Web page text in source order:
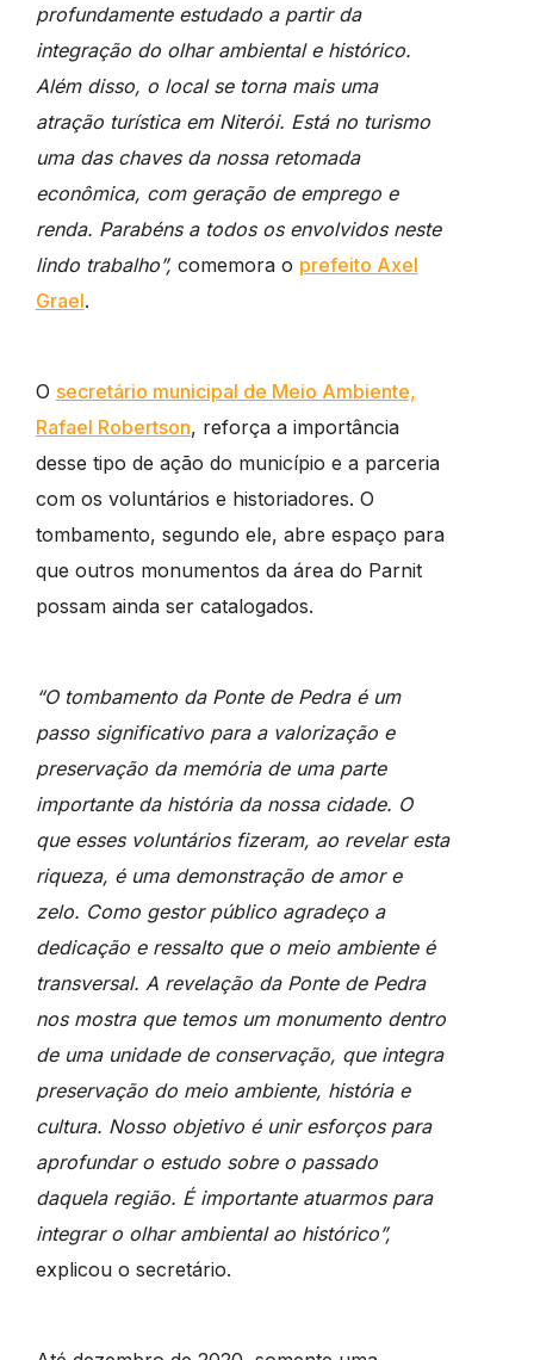
profundamente estudado a partir da
integração do olhar ambiental e histórico.
Além disso, o local se torna mais uma
atração turística em Niterói. Está no turismo
uma das chaves da nossa retomada
econômica, com geração de emprego e
renda. Parabéns a todos os envolvidos neste
lindo trabalho”, comemora o prefeito Axel
Grael.
O secretário municipal de Meio Ambiente,
Rafael Robertson, reforça a importância
desse tipo de ação do município e a parceria
com os voluntários e historiadores. O
tombamento, segundo ele, abre espaço para
que outros monumentos da área do Parnit
possam ainda ser catalogados.
“O tombamento da Ponte de Pedra é um
passo significativo para a valorização e
preservação da memória de uma parte
importante da história da nossa cidade. O
que esses voluntários fizeram, ao revelar esta
riqueza, é uma demonstração de amor e
zelo. Como gestor público agradeço a
dedicação e ressalto que o meio ambiente é
transversal. A revelação da Ponte de Pedra
nos mostra que temos um monumento dentro
de uma unidade de conservação, que integra
preservação do meio ambiente, história e
cultura. Nosso objetivo é unir esforços para
aprofundar o estudo sobre o passado
daquela região. É importante atuarmos para
integrar o olhar ambiental ao histórico”,
explicou o secretário.